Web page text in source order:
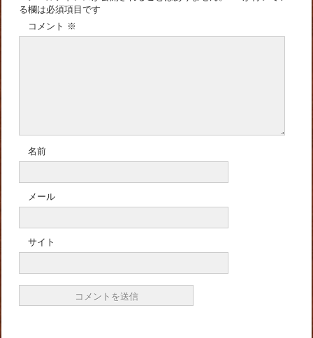
る欄は必須項目です
コメント ※
名前
メール
サイト